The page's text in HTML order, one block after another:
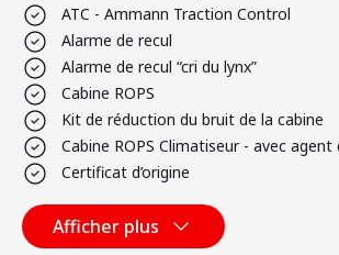
ATC - Ammann Traction Control
Alarme de recul
Alarme de recul “cri du lynx”
Cabine ROPS
Kit de réduction du bruit de la cabine
Cabine ROPS Climatiseur - avec
Certificat d’origine
Afficher plus